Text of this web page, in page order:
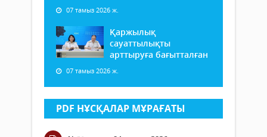
07 тамыз 2026 ж.
Қаржылық
сауаттылықты
арттыруға бағытталған
07 тамыз 2026 ж.
PDF НҰСҚАЛАР МҰРАҒАТЫ